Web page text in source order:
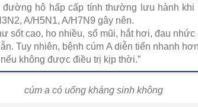
đường hô hấp cấp tính thường lưu hành
A/H5N1, A/H7N9 gây nên.
sốt cao, ho nhiều, sổ mũi, hắt hơi, đau
Tuy nhiên, bệnh cúm A diễn tiến nhanh
không được điều trị kịp thời.”